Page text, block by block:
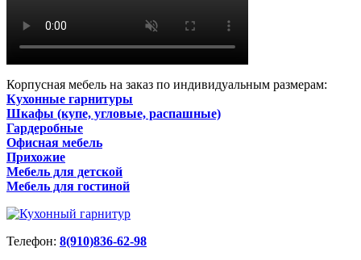
Корпусная мебель на заказ по индивидуальным размерам:
Кухонные гарнитуры
Шкафы (купе, угловые, распашные)
Гардеробные
Офисная мебель
Прихожие
Мебель для детской
Мебель для гостиной
Телефон: 8(910)836-62-98